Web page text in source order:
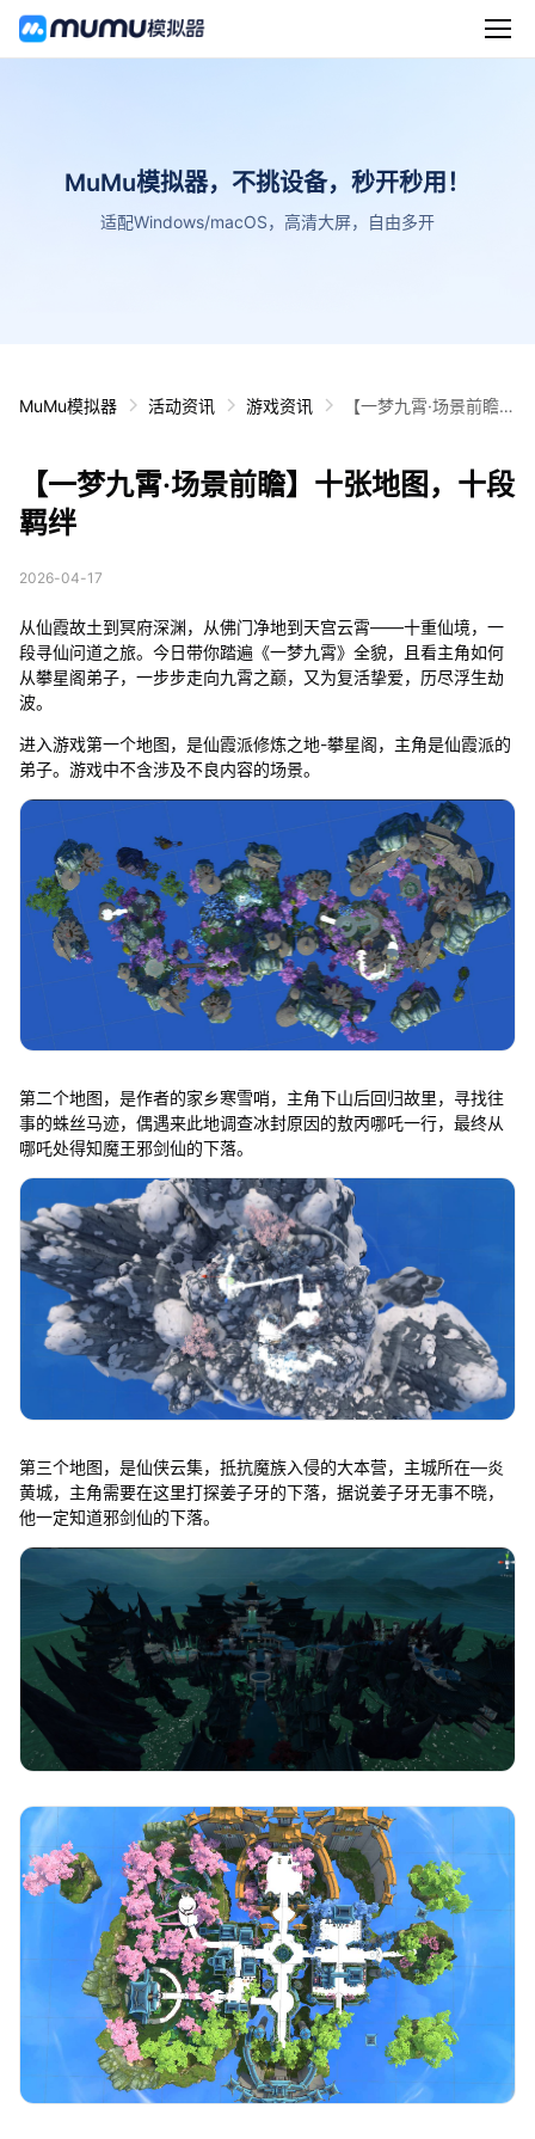
MuMu模拟器，不挑设备，秒开秒用！
适配Windows/macOS，高清大屏，自由多开
MuMu模拟器 活动资讯 游戏资讯
【一梦九霄·场景前瞻】
【一梦九霄·场景前瞻】十张地图，十段
羁绊
2026-04-17
从仙霞故土到冥府深渊，从佛门净地到天宫云霄——十重仙境，一
段寻仙问道之旅。今日带你踏遍《一梦九霄》全貌，且看主角如何
从攀星阁弟子，一步步走向九霄之巅，又为复活挚爱，历尽浮生劫
波。
进入游戏第一个地图，是仙霞派修炼之地-攀星阁，主角是仙霞派的
弟子。游戏中不含涉及不良内容的场景。
第二个地图，是作者的家乡寒雪哨，主角下山后回归故里，寻找往
事的蛛丝马迹，偶遇来此地调查冰封原因的敖丙哪吒一行，最终从
哪吒处得知魔王邪剑仙的下落。
第三个地图，是仙侠云集，抵抗魔族入侵的大本营，主城所在—炎
黄城，主角需要在这里打探姜子牙的下落，据说姜子牙无事不晓，
他一定知道邪剑仙的下落。